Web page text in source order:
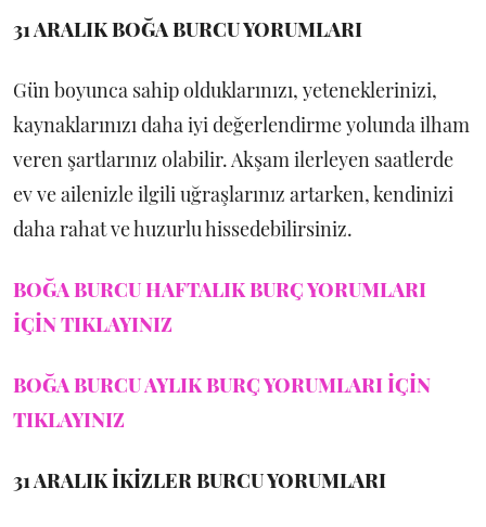
31 ARALIKBOĞA BURCU YORUMLARI
Gün boyunca sahip olduklarınızı, yeteneklerinizi,
kaynaklarınızı daha iyi değerlendirme yolunda ilham
veren şartlarınız olabilir. Akşam ilerleyen saatlerde
ev ve ailenizle ilgili uğraşlarınız artarken, kendinizi
daha rahat ve huzurlu hissedebilirsiniz.
BOĞA BURCU HAFTALIK BURÇ YORUMLARI
İÇİN TIKLAYINIZ
BOĞA BURCU AYLIK BURÇ YORUMLARI İÇİN
TIKLAYINIZ
31 ARALIKİKİZLER BURCU YORUMLARI